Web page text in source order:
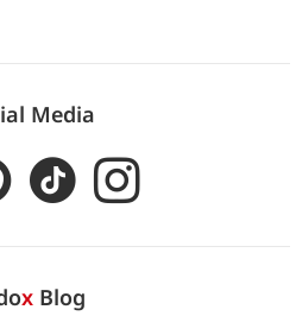
Media
xBlog